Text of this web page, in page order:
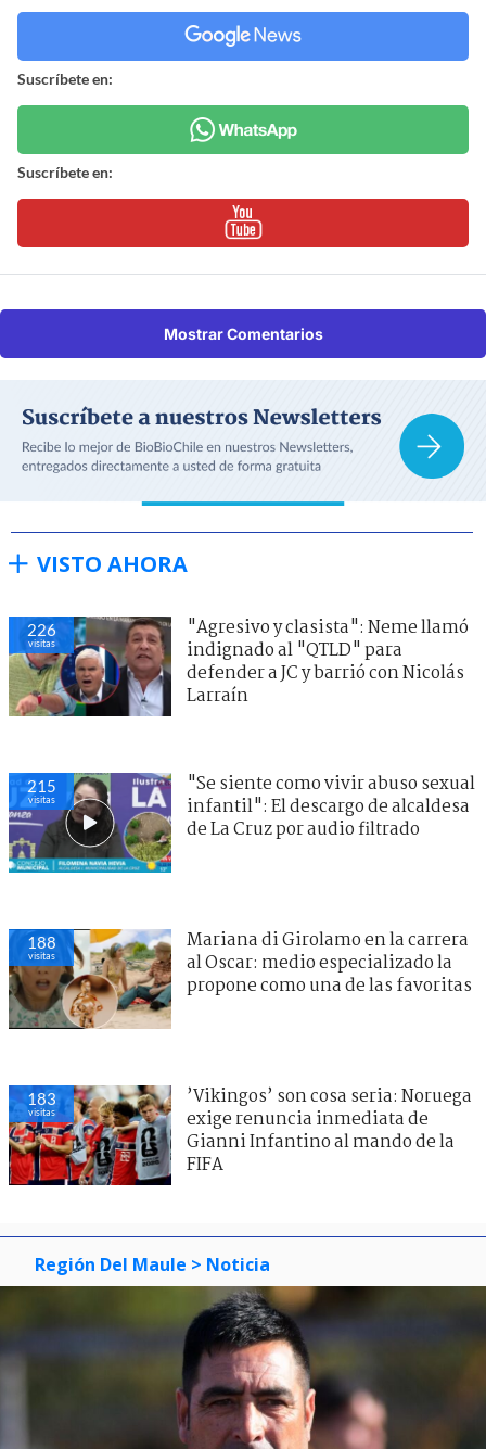
Suscríbete en:
Suscríbete en:
Mostrar Comentarios
VISTO AHORA
226
visitas
"Agresivo y clasista": Neme llamó
indignado al "QTLD" para
defender a JC y barrió con Nicolás
Larraín
215
visitas
"Se siente como vivir abuso sexual
infantil": El descargo de alcaldesa
de La Cruz por audio filtrado
188
visitas
Mariana di Girolamo en la carrera
al Oscar: medio especializado la
propone como una de las favoritas
183
visitas
’Vikingos’ son cosa seria: Noruega
exige renuncia inmediata de
Gianni Infantino al mando de la
FIFA
Región Del Maule > Noticia